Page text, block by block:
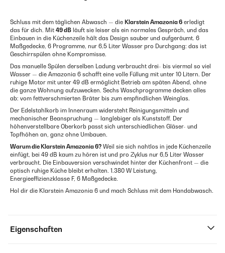
Schluss mit dem täglichen Abwasch — die Klarstein Amazonia 6 erledigt
das für dich. Mit 49 dB läuft sie leiser als ein normales Gespräch, und das
Einbauen in die Küchenzeile hält das Design sauber und aufgeräumt. 6
Maßgedecke, 6 Programme, nur 6,5 Liter Wasser pro Durchgang: das ist
Geschirrspülen ohne Kompromisse.
Das manuelle Spülen derselben Ladung verbraucht drei- bis viermal so viel
Wasser — die Amazonia 6 schafft eine volle Füllung mit unter 10 Litern. Der
ruhige Motor mit unter 49 dB ermöglicht Betrieb am späten Abend, ohne
die ganze Wohnung aufzuwecken. Sechs Waschprogramme decken alles
ab: vom fettverschmierten Bräter bis zum empfindlichen Weinglas.
Der Edelstahlkorb im Innenraum widersteht Reinigungsmitteln und
mechanischer Beanspruchung — langlebiger als Kunststoff. Der
höhenverstellbare Oberkorb passt sich unterschiedlichen Gläser- und
Topfhöhen an, ganz ohne Umbauen.
Warum die Klarstein Amazonia 6? Weil sie sich nahtlos in jede Küchenzeile
einfügt, bei 49 dB kaum zu hören ist und pro Zyklus nur 6,5 Liter Wasser
verbraucht. Die Einbauversion verschwindet hinter der Küchenfront — die
optisch ruhige Küche bleibt erhalten. 1.380 W Leistung,
Energieeffizienzklasse F, 6 Maßgedecke.
Hol dir die Klarstein Amazonia 6 und mach Schluss mit dem Handabwasch.
Eigenschaften